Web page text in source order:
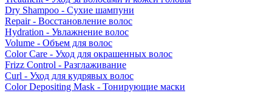
Dry Shampoo - Сухие шампуни
Repair - Восстановление волос
Hydration - Увлажнение волос
Volume - Объем для волос
Color Care - Уход для окрашенных волос
Frizz Control - Разглаживание
Curl - Уход для кудрявых волос
Color Depositing Mask - Тонирующие маски